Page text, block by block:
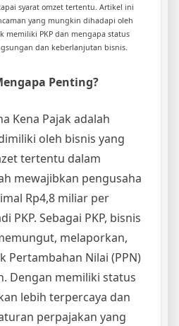
syarat omzet tertentu. Artikel ini
yang mungkin dihadapi oleh
memiliki PKP dan mengapa status
dan keberlanjutan bisnis.
Penting?
Kena Pajak adalah
oleh bisnis yang
tertentu dalam
mewajibkan pengusaha
Rp4,8 miliar per
PKP. Sebagai PKP, bisnis
melaporkan,
Pertambahan Nilai (PPN)
Dengan memiliki status
lebih terpercaya dan
perpajakan yang